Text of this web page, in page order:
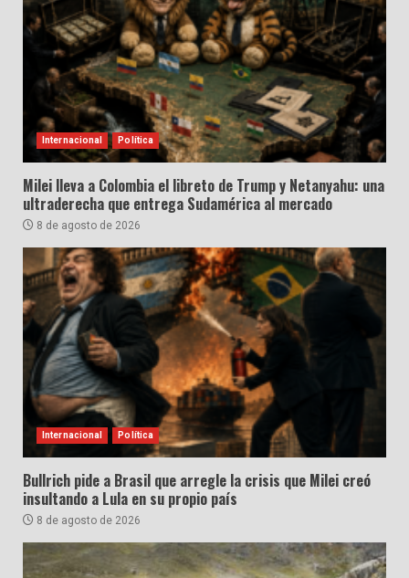
Internacional Política
Milei lleva a Colombia el libreto de Trump y Netanyahu: una
ultraderecha que entrega Sudamérica al mercado
8 de agosto de 2026
Internacional Política
Bullrich pide a Brasil que arregle la crisis que Milei creó
insultando a Lula en su propio país
8 de agosto de 2026